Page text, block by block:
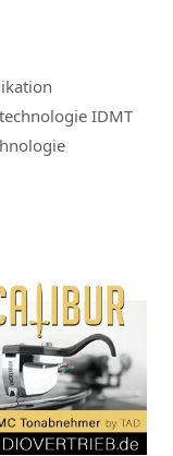
IDMT